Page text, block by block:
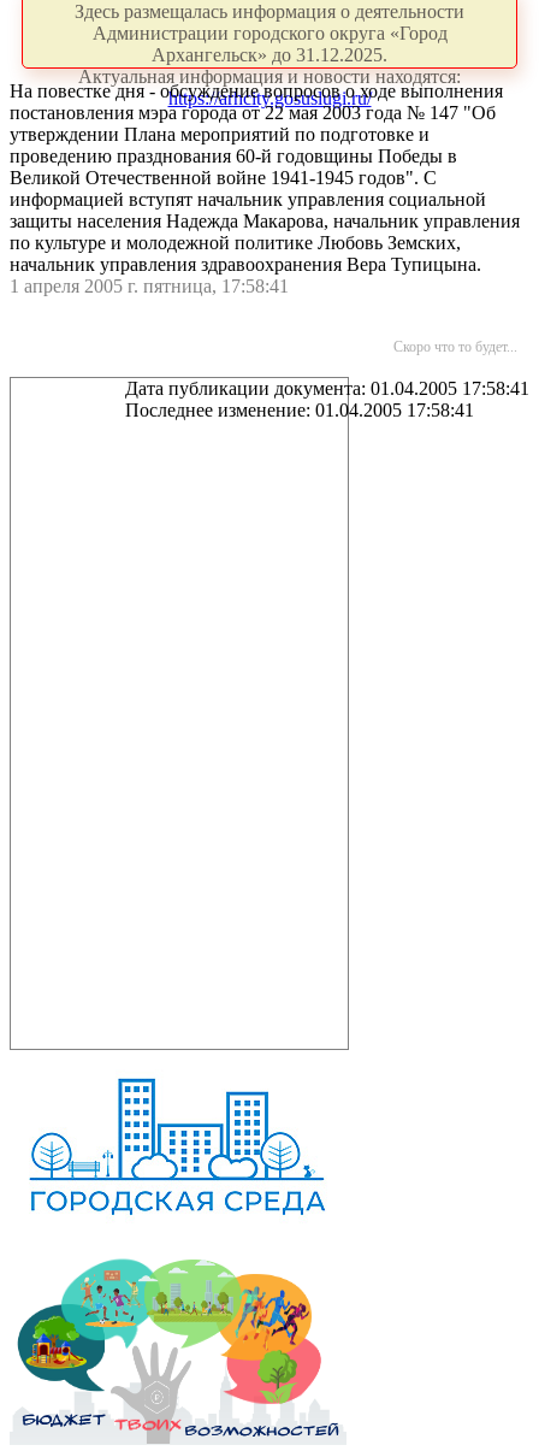
Здесь размещалась информация о деятельности
Администрации городского округа «Город
Архангельск» до 31.12.2025.
Актуальная информация и новости находятся:
https://arhcity.gosuslugi.ru/
На повестке дня - обсуждение вопросов о ходе выполнения
постановления мэра города от 22 мая 2003 года № 147 "Об
утверждении Плана мероприятий по подготовке и
проведению празднования 60-й годовщины Победы в
Великой Отечественной войне 1941-1945 годов". С
информацией вступят начальник управления социальной
защиты населения Надежда Макарова, начальник управления
по культуре и молодежной политике Любовь Земских,
начальник управления здравоохранения Вера Тупицына.
1 апреля 2005 г. пятница, 17:58:41
Скоро что то будет...
Дата публикации документа: 01.04.2005 17:58:41
Последнее изменение: 01.04.2005 17:58:41